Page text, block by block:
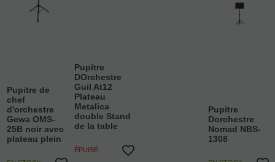
Pupitre de
chef
d'orchestre
Gewa OMS-
25B noir avec
plateau plein
Pupitre
DOrchestre
Guil At12
Plateau
Metalica
double Stand
de la table
ÉPUISÉ
Pupitre
Dorchestre
Nomad NBS-
1308